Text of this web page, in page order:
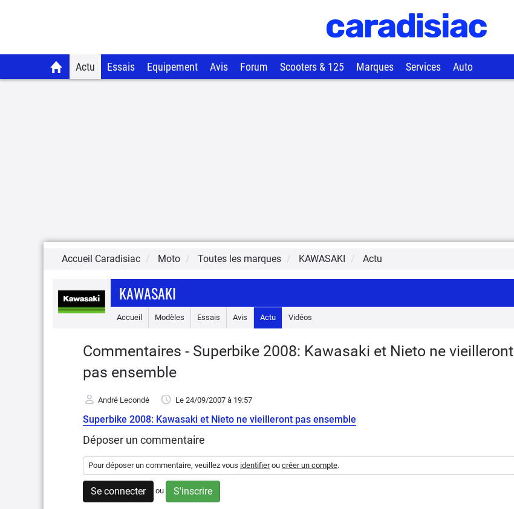
Actu Essais Equipement Avis Forum Scooters & 125 Marques Services Auto
Accueil Caradisiac Moto Toutes les marques KAWASAKI Actu
KAWASAKI
Accueil Modèles Essais Avis Actu Vidéos
Commentaires - Superbike 2008: Kawasaki et Nieto ne vieilleront
pas ensemble
André Lecondé Le 24/09/2007 à 19:57
Superbike 2008: Kawasaki et Nieto ne vieilleront pas ensemble
Déposer un commentaire
Pour déposer un commentaire, veuillez vous identifierou créer un compte.
Se connecter ou S'inscrire